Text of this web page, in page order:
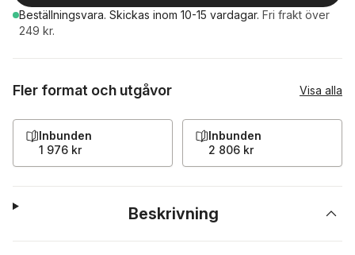
Beställningsvara. Skickas inom 10-15 vardagar. Fri frakt över
249 kr.
Fler format och utgåvor Visa alla
Inbunden
1 976 kr
Inbunden
2 806 kr
Beskrivning